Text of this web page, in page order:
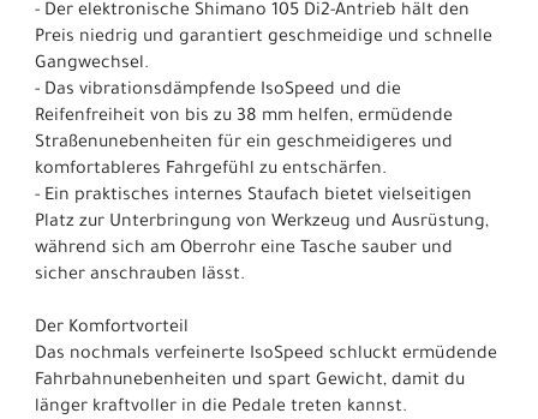
- Der elektronische Shimano 105 Di2-Antrieb hält den
Preis niedrig und garantiert geschmeidige und schnelle
Gangwechsel.
- Das vibrationsdämpfende IsoSpeed und die
Reifenfreiheit von bis zu 38 mm helfen, ermüdende
Straßenunebenheiten für ein geschmeidigeres und
komfortableres Fahrgefühl zu entschärfen.
- Ein praktisches internes Staufach bietet vielseitigen
Platz zur Unterbringung von Werkzeug und Ausrüstung,
während sich am Oberrohr eine Tasche sauber und
sicher anschrauben lässt.
Der Komfortvorteil
Das nochmals verfeinerte IsoSpeed schluckt ermüdende
Fahrbahnunebenheiten und spart Gewicht, damit du
länger kraftvoller in die Pedale treten kannst.